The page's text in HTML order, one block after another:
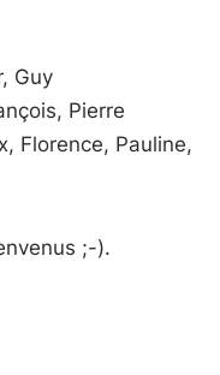
Guy
Pierre
Florence, Pauline,
;-).